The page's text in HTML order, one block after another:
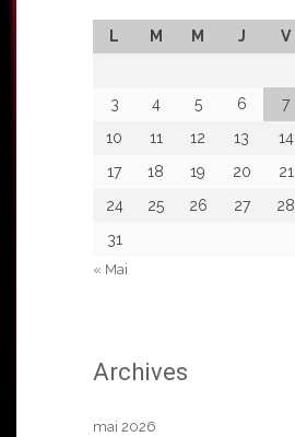
L M M J V
3
4 5 6 7
10
11 12 13 14
17
18 19 20 21
24
25 26 27 28
31
« Mai
Archives
mai 2026